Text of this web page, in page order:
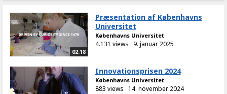
02:18
Præsentation af Københavns
Universitet
Københavns Universitet
4.131 views 9. januar 2025
Innovationsprisen 2024
Københavns Universitet
883 views 14. november 2024